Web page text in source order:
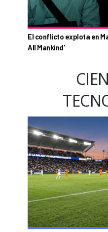
El conflicto explota en
All Mankind'